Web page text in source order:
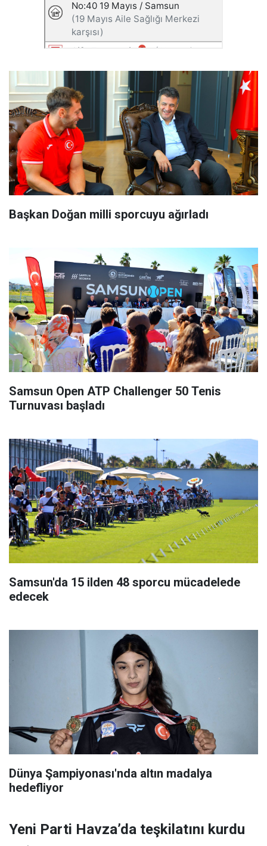
Başkan Doğan milli sporcuyu ağırladı
Samsun Open ATP Challenger 50 Tenis
Turnuvası başladı
Samsun'da 15 ilden 48 sporcu mücadelede
edecek
Dünya Şampiyonası'nda altın madalya
hedefliyor
Yeni Parti Havza’da teşkilatını kurdu